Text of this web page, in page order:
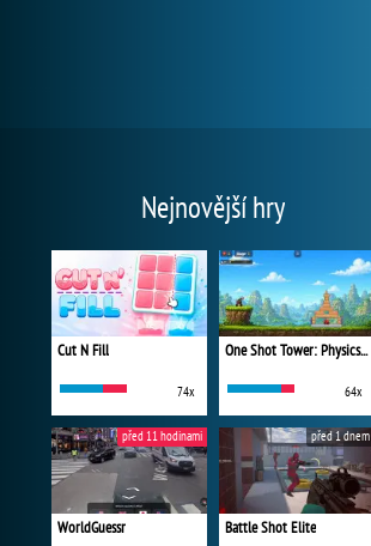
Nejnovější hry
Cut N Fill
74x
One Shot Tower: Physics Destroyer
64x
WorldGuessr
před 11 hodinami
Battle Shot Elite
před 1 dnem